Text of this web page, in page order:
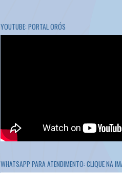
YOUTUBE: PORTAL ORÓS
WHATSAPP PARA ATENDIMENTO: CLIQUE NA